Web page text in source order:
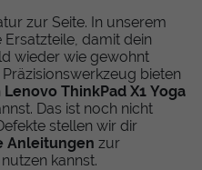
zur Seite. In unserem
damit dein
wieder wie gewohnt
bieten
Lenovo ThinkPad X1 Yoga
Das ist noch nicht
stellen wir dir
Anleitungen zur
kannst.